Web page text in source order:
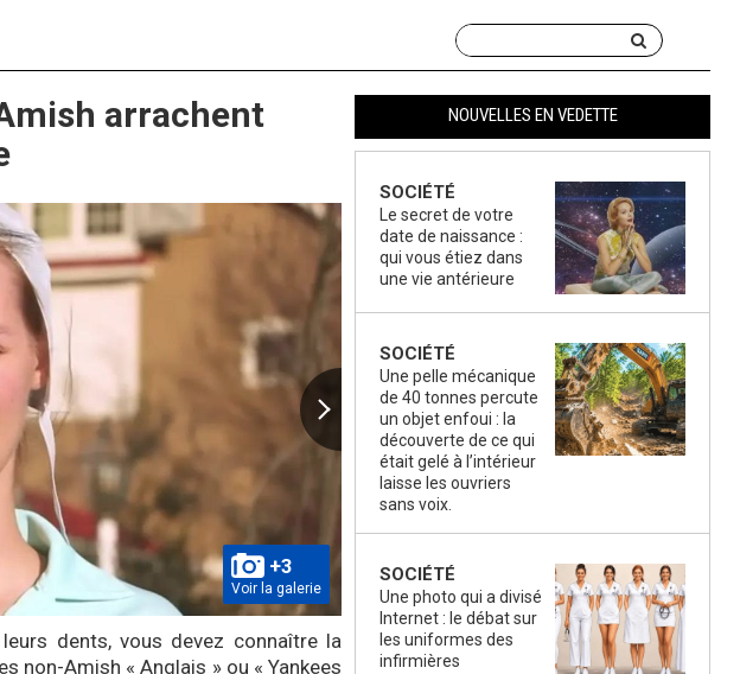
arrachent
+3
Voir la galerie
dents, vous devez connaître la
non-Amish « Anglais » ou « Yankees
NOUVELLES EN VEDETTE
SOCIÉTÉ
Le secret de votre
date de naissance :
qui vous étiez dans
une vie antérieure
SOCIÉTÉ
Une pelle mécanique
de 40 tonnes percute
un objet enfoui : la
découverte de ce qui
était gelé à l’intérieur
laisse les ouvriers
sans voix.
SOCIÉTÉ
Une photo qui a divisé
Internet : le débat sur
les uniformes des
infirmières